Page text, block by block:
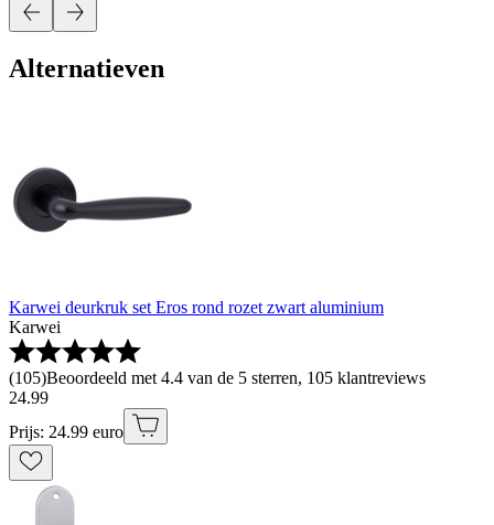
Alternatieven
Karwei deurkruk set Eros rond rozet zwart aluminium
Karwei
(105)Beoordeeld met 4.4 van de 5 sterren, 105 klantreviews
24.99
Prijs: 24.99 euro